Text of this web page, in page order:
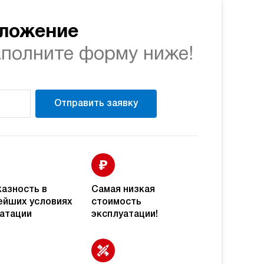
Купить
э/магнитный
150 э/магнитный
форму ниже!
Отправить заявку
в
условиях
Самая низкая
стоимость
эксплуатации!